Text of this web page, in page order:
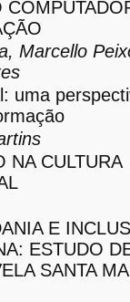
Marcello
uma
NA CULTURA
E
ESTUDO
SANTA